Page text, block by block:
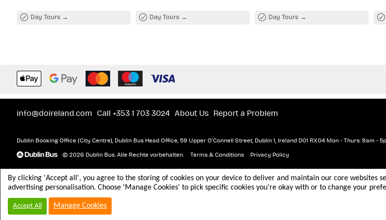
Charles Fort
Day Tours Day Tours Day Tours
info@doireland.com Call +353 1 703 3024 About Us Report a Problem
Dublin Booking Office (City Centre), Dublin Bus Head Office, 59 Upper O'Connell Street, Dublin 1, Ireland D01 RX04Mon - Thurs: 9am -
© 2026 Dublin Bus. Alle Rechte vorbehalten. Terms & Conditions Privacy Policy
By clicking 'Accept all', you agree to the storing of cookies on your device to deliver and maintain our core websites
advertising personalisation. Choose 'Manage Cookies' to pick specific cookies you're okay with or to change your
Accept All Manage Cookies